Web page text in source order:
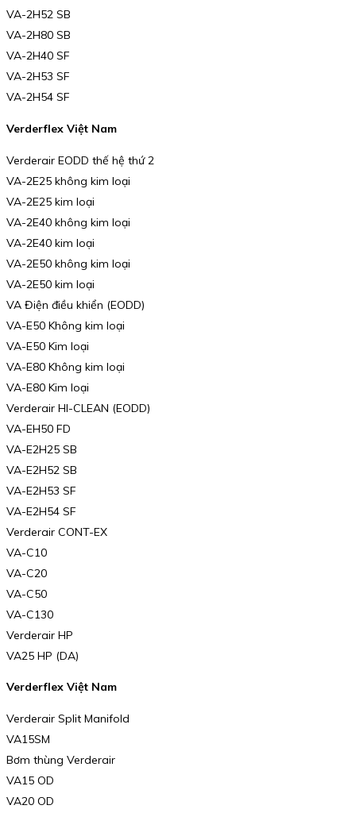
VA-2H52 SB
VA-2H80 SB
VA-2H40 SF
VA-2H53 SF
VA-2H54 SF
Verderflex Việt Nam
Verderair EODD thế hệ thứ 2
VA-2E25 không kim loại
VA-2E25 kim loại
VA-2E40 không kim loại
VA-2E40 kim loại
VA-2E50 không kim loại
VA-2E50 kim loại
VA Điện điều khiển (EODD)
VA-E50 Không kim loại
VA-E50 Kim loại
VA-E80 Không kim loại
VA-E80 Kim loại
Verderair HI-CLEAN (EODD)
VA-EH50 FD
VA-E2H25 SB
VA-E2H52 SB
VA-E2H53 SF
VA-E2H54 SF
Verderair CONT-EX
VA-C10
VA-C20
VA-C50
VA-C130
Verderair HP
VA25 HP (DA)
Verderflex Việt Nam
Verderair Split Manifold
VA15SM
Bơm thùng Verderair
VA15 OD
VA20 OD